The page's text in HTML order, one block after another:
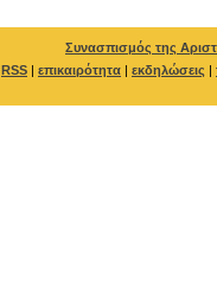
Συνασπισμός της
RSS | επικαιρότητα | εκδηλώσεις |